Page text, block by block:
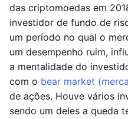
das criptomoedas em
investidor de fundo de
um período no qual o
um desempenho ruim,
a mentalidade do
com o bear market
de ações. Houve vários
sendo um deles a queda